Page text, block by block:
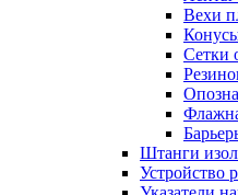
Вехи
Сетки
Штанги
Устройство